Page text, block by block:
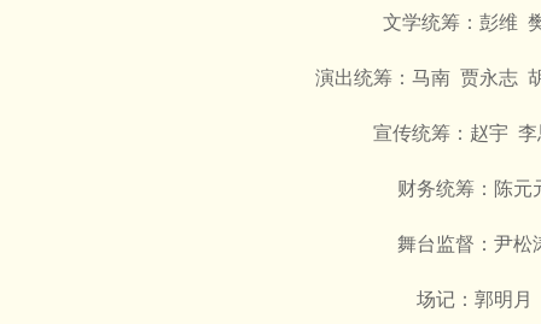
文学统筹：彭维
演出统筹：马南 贾永志
宣传统筹：赵宇 李
财务统筹：陈元
舞台监督：尹松
场记：郭明月